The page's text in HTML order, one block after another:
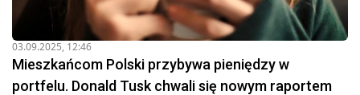
03.09.2025, 12:46
Mieszkańcom Polski przybywa pieniędzy w
portfelu. Donald Tusk chwali się nowym raportem